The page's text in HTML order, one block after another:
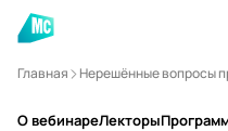
Главная Нерешённые вопросы
О вебинареЛекторы